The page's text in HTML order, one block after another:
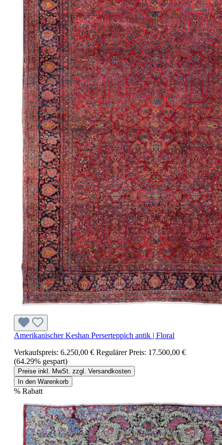
Amerikanischer Keshan Perserteppich antik | Floral
Verkaufspreis: 6.250,00 € Regulärer Preis: 17.500,00 €
(64.29% gespart)
Preise inkl. MwSt. zzgl. Versandkosten
In den Warenkorb
% Rabatt